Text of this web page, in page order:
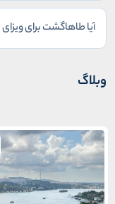
آیا طاهاگشت برای
وبلاگ